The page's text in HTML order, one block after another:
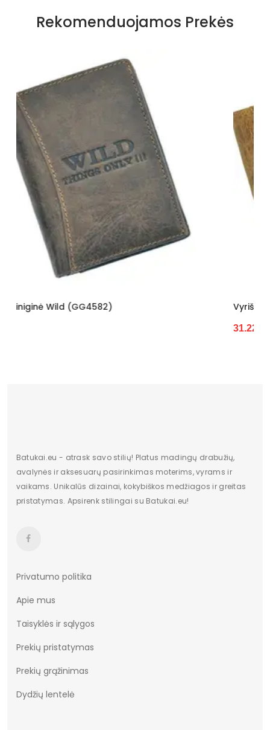
Rekomenduojamos Prekės
Vyriška Piniginė Wild (GG4583)
Batukai.eu - atrask savo stilių! Platus madingų drabužių,
avalynės ir aksesuarų pasirinkimas moterims, vyrams ir
vaikams. Unikalūs dizainai, kokybiškos medžiagos ir greitas
pristatymas. Apsirenk stilingai su Batukai.eu!
Privatumo politika
Apie mus
Taisyklės ir sąlygos
Prekių pristatymas
Prekių grąžinimas
Dydžių lentelė